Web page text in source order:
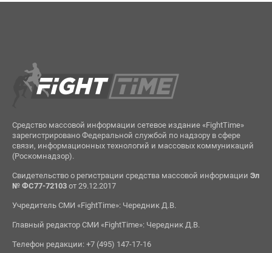
Средство массовой информации сетевое издание «FightTime»
зарегистрировано Федеральной службой по надзору в сфере
связи, информационных технологий и массовых коммуникаций
(Роскомнадзор).
Свидетельство о регистрации средства массовой информации Эл
№ ФС77-72103от 29.12.2017
Учредитель СМИ «FightTime»: Чередник Д.В.
Главный редактор СМИ «FightTime»: Чередник Д.В.
Телефон редакции: +7 (495) 147-17-16